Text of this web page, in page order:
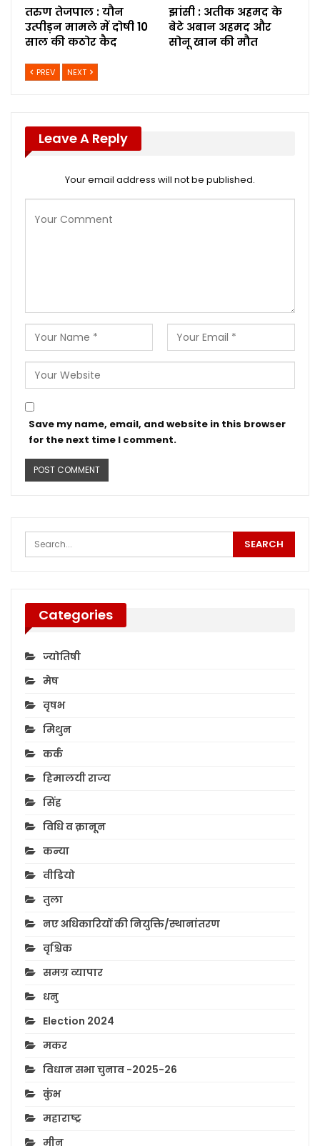
तरुण तेजपाल : यौन
उत्पीड़न मामले में दोषी 10
साल की कठोर कैद
झांसी : अतीक अहमद के
बेटे अबान अहमद और
सोनू खान की मौत
PREV NEXT
Leave A Reply
Your email address will not be published.
Save my name, email, and website in this browser
for the next time I comment.
Categories
ज्योतिषी
मेष
वृषभ
मिथुन
कर्क
हिमालयी राज्य
सिंह
विधि व क़ानून
कन्या
वीडियो
तुला
नए अधिकारियों की नियुक्ति/स्थानांतरण
वृश्चिक
समग्र व्यापार
धनु
Election 2024
मकर
विधान सभा चुनाव -2025-26
कुंभ
महाराष्ट्र
मीन